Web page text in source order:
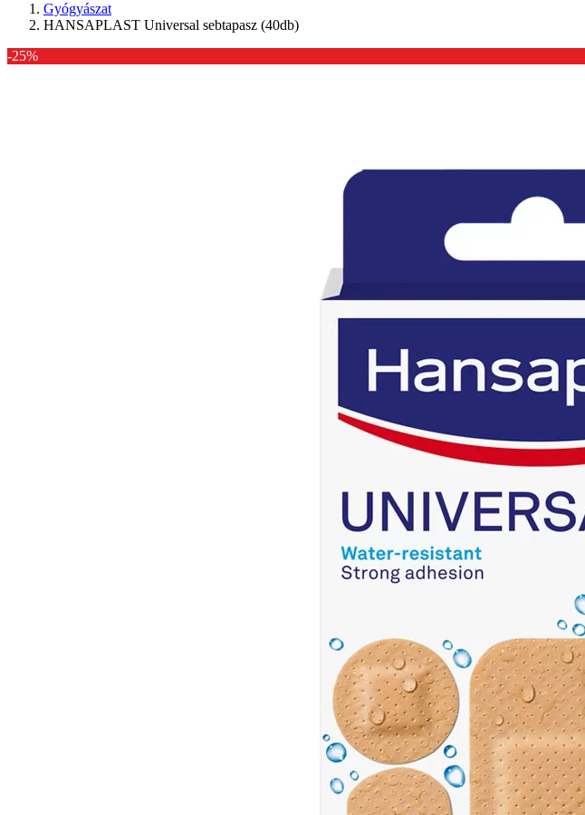
Gyógyászat
HANSAPLAST Universal sebtapasz (40db)
-25%